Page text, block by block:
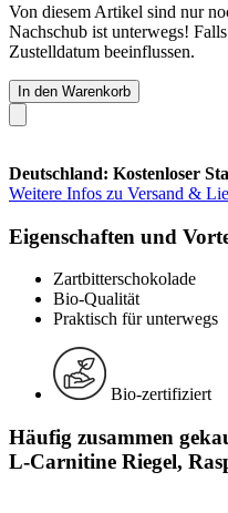
Von diesem Artikel sind nur
Nachschub ist unterwegs!
Zustelldatum beeinflussen.
In den Warenkorb
Deutschland: Kostenloser
Weitere Infos zu Versand &
Eigenschaften und
Zartbitterschokolade
Bio-Qualität
Praktisch für unterwegs
Bio-zertifiziert
Häufig zusammen
L-Carnitine Riegel,